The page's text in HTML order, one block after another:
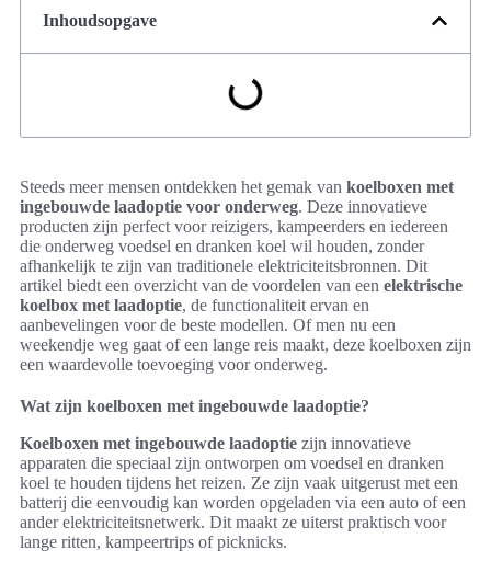
Inhoudsopgave
Steeds meer mensen ontdekken het gemak van koelboxen met
ingebouwde laadoptie voor onderweg. Deze innovatieve
producten zijn perfect voor reizigers, kampeerders en iedereen
die onderweg voedsel en dranken koel wil houden, zonder
afhankelijk te zijn van traditionele elektriciteitsbronnen. Dit
artikel biedt een overzicht van de voordelen van een elektrische
koelbox met laadoptie, de functionaliteit ervan en
aanbevelingen voor de beste modellen. Of men nu een
weekendje weg gaat of een lange reis maakt, deze koelboxen zijn
een waardevolle toevoeging voor onderweg.
Wat zijn koelboxen met ingebouwde laadoptie?
Koelboxen met ingebouwde laadoptie zijn innovatieve
apparaten die speciaal zijn ontworpen om voedsel en dranken
koel te houden tijdens het reizen. Ze zijn vaak uitgerust met een
batterij die eenvoudig kan worden opgeladen via een auto of een
ander elektriciteitsnetwerk. Dit maakt ze uiterst praktisch voor
lange ritten, kampeertrips of picknicks.